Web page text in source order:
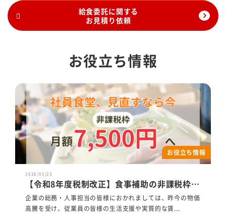
給食委託に関する
お見積り依頼
お役立ち情報
Previous
2026/01/23
【令和8年度税制改正】食事補助の非課税枠が7,500円へ拡充で「社員食堂」を福利厚生の柱にするチャンス
企業の総務・人事担当の皆様におかれましては、昨今の物価
高騰を受け、従業員の皆様の生活支援や実質的な賃...
お役立ち情報